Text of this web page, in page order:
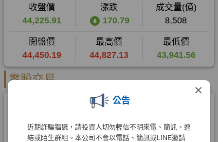
×
公告
近期詐騙猖獗，請投資人切勿輕信不明來電、簡訊、連
結或陌生群組。本公司不會以電話、簡訊或LINE邀請